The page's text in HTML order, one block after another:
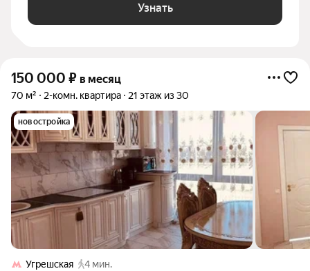
Узнать
150 000 ₽ в месяц
70 м² 2-комн. квартира 21 этаж из 30
новостройка
Угрешская
4 мин.